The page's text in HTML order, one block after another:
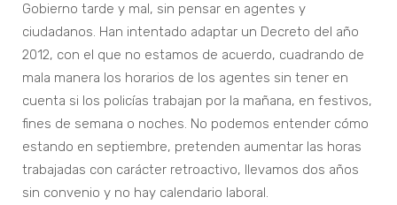
Gobierno tarde y mal, sin pensar en agentes y
ciudadanos. Han intentado adaptar un Decreto del año
2012, con el que no estamos de acuerdo, cuadrando de
mala manera los horarios de los agentes sin tener en
cuenta si los policías trabajan por la mañana, en festivos,
fines de semana o noches. No podemos entender cómo
estando en septiembre, pretenden aumentar las horas
trabajadas con carácter retroactivo, llevamos dos años
sin convenio y no hay calendario laboral.